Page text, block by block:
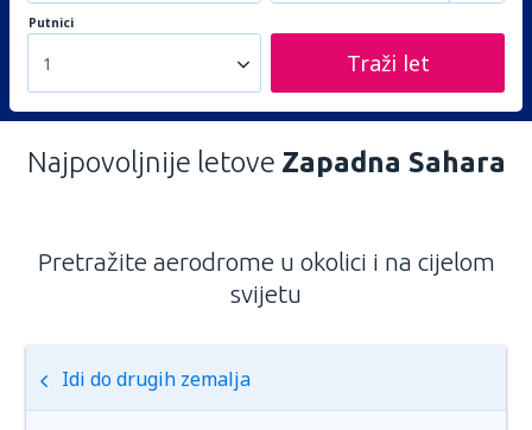
Putnici
1 Traži let
Najpovoljnije letove Zapadna Sahara
Pretražite aerodrome u okolici i na cijelom
svijetu
Idi do drugih zemalja